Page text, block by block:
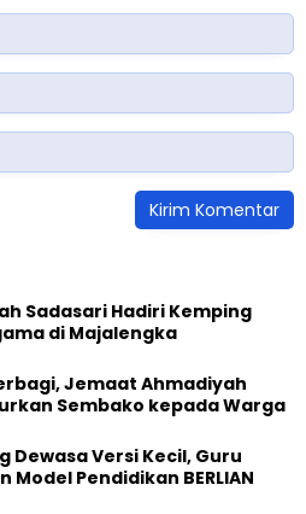
Sadasari Hadiri Kemping
di Majalengka
Jemaat Ahmadiyah
Sembako kepada Warga
Dewasa Versi Kecil, Guru
Model Pendidikan BERLIAN